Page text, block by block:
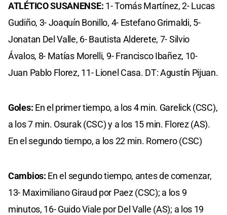
ATLÉTICO SUSANENSE: 1- Tomás Martínez, 2- Lucas
Gudiño, 3- Joaquín Bonillo, 4- Estefano Grimaldi, 5-
Jonatan Del Valle, 6- Bautista Alderete, 7- Silvio
Ávalos, 8- Matías Morelli, 9- Francisco Ibañez, 10-
Juan Pablo Florez, 11- Lionel Casa. DT: Agustín Pijuan.
Goles: En el primer tiempo, a los 4 min. Garelick (CSC),
a los 7 min. Osurak (CSC) y a los 15 min. Florez (AS).
En el segundo tiempo, a los 22 min. Romero (CSC)
Cambios: En el segundo tiempo, antes de comenzar,
13- Maximiliano Giraud por Paez (CSC); a los 9
minutos, 16- Guido Viale por Del Valle (AS); a los 19